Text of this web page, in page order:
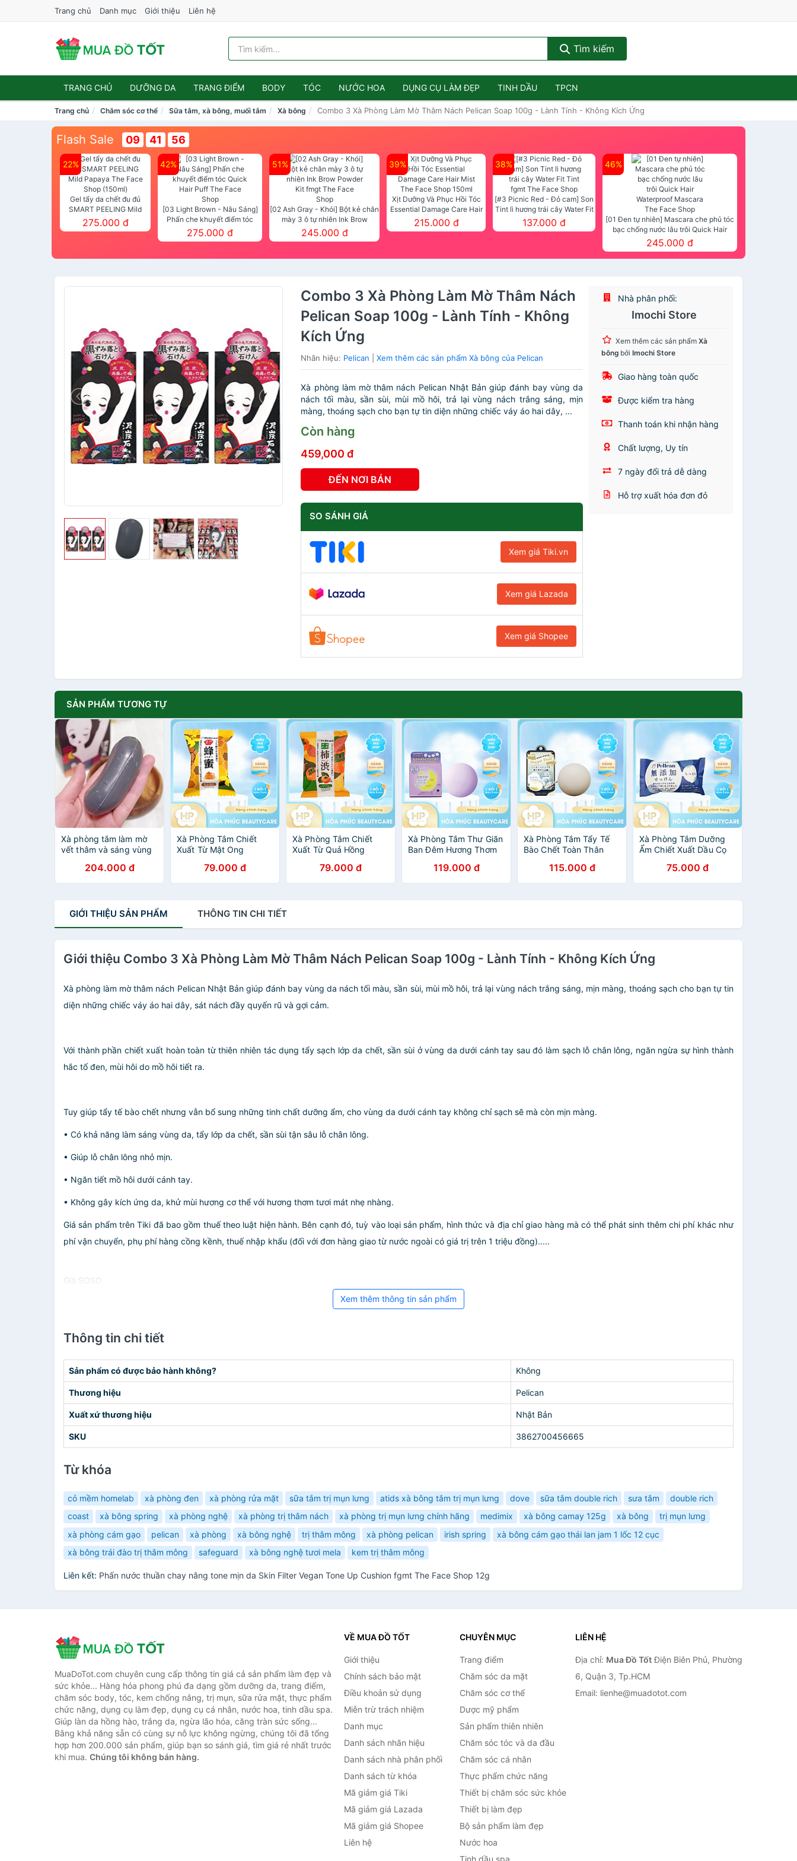
Trang chủ Danh mục Giới thiệu Liên hệ
Tìm kiếm
TRANG CHỦ DƯỠNG DA TRANG ĐIỂM BODY TÓC NƯỚC HOA DỤNG CỤ LÀM ĐẸP TINH DẦU TPCN
Trang chủ Chăm sóc cơ thể Sữa tắm, xà bông, muối tắm Xà bông Combo 3 Xà Phòng Làm Mờ Thâm Nách Pelican Soap 100g - Lành Tính - Không Kích Ứng
Flash Sale 09 41 55
22%
Gel tẩy da chết đu đủ
SMART PEELING Mild
Papaya The Face Shop
(150ml)
275.000 đ
42%
[03 Light Brown - Nâu Sáng]
Phấn che khuyết điểm tóc
Quick Hair Puff The Face Shop
275.000 đ
51%
[02 Ash Gray - Khói] Bột kẻ chân
mày 3 ô tự nhiên Ink Brow
Powder Kit fmgt The Face Shop
245.000 đ
39%
Xịt Dưỡng Và Phục Hồi Tóc
Essential Damage Care Hair
Mist The Face Shop 150ml
215.000 đ
38%
[#3 Picnic Red - Đỏ cam] Son
Tint lì hương trái cây Water Fit
Tint fgmt The Face Shop
137.000 đ
46%
[01 Đen tự nhiên] Mascara che phủ tóc
bạc chống nước lâu trôi Quick Hair
Waterproof Mascara The Face Shop
245.000 đ
Combo 3 Xà Phòng Làm Mờ Thâm Nách
Pelican Soap 100g - Lành Tính - Không
Kích Ứng
Nhãn hiệu: Pelican |Xem thêm các sản phẩm Xà bông của Pelican
Xà phòng làm mờ thâm nách Pelican Nhật Bản giúp đánh bay vùng da
nách tối màu, sần sùi, mùi mồ hôi, trả lại vùng nách trắng sáng, mịn
màng, thoáng sạch cho bạn tự tin diện những chiếc váy áo hai dây, ...
Còn hàng
459,000 đ
ĐẾN NƠI BÁN
SO SÁNH GIÁ
Xem giá Tiki.vn
Xem giá Lazada
Xem giá Shopee
Nhà phân phối:
Imochi Store
Xem thêm các sản phẩmXà
bông bởiImochi Store
Giao hàng toàn quốc
Được kiểm tra hàng
Thanh toán khi nhận hàng
Chất lượng, Uy tín
7 ngày đổi trả dễ dàng
Hỗ trợ xuất hóa đơn đỏ
SẢN PHẨM TƯƠNG TỰ
Xà phòng tắm làm mờ
vết thâm và sáng vùng
Bản 100g204.000 đ
Xà Phòng Tắm Chiết
Xuất Từ Mật Ong
Honey (80 G)
79.000 đ
Xà Phòng Tắm Chiết
Xuất Từ Quả Hồng
Fruit-Derived
Polyphenol (80 G)
79.000 đ
Xà Phòng Tắm Thư Giãn
Ban Đêm Hương Thơm
Lavender Night Aroma
Soap 100 G
119.000 đ
Xà Phòng Tắm Tẩy Tế
Bào Chết Toàn Thân
Pelican Sugar Ball (100
G)
115.000 đ
Xà Phòng Tắm Dưỡng
Ẩm Chiết Xuất Dầu Cọ
Soap (Moist) 100G
75.000 đ
GIỚI THIỆU SẢN PHẨM THÔNG TIN CHI TIẾT
Giới thiệu Combo 3 Xà Phòng Làm Mờ Thâm Nách Pelican Soap 100g - Lành Tính - Không Kích Ứng
Xà phòng làm mờ thâm nách Pelican Nhật Bản giúp đánh bay vùng da nách tối màu, sần sùi, mùi mồ hôi, trả lại vùng nách trắng sáng, mịn màng, thoáng sạch cho bạn tự tin
diện những chiếc váy áo hai dây, sát nách đầy quyến rũ và gợi cảm.
Với thành phần chiết xuất hoàn toàn từ thiên nhiên tác dụng tẩy sạch lớp da chết, sần sùi ở vùng da dưới cánh tay sau đó làm sạch lỗ chân lông, ngăn ngừa sự hình thành
hắc tố đen, mùi hôi do mồ hôi tiết ra.
Tuy giúp tẩy tế bào chết nhưng vẫn bổ sung những tinh chất dưỡng ẩm, cho vùng da dưới cánh tay không chỉ sạch sẽ mà còn mịn màng.
• Có khả năng làm sáng vùng da, tẩy lớp da chết, sần sùi tận sâu lỗ chân lông.
• Giúp lỗ chân lông nhỏ mịn.
• Ngăn tiết mồ hôi dưới cánh tay.
• Không gây kích ứng da, khử mùi hương cơ thể với hương thơm tươi mát nhẹ nhàng.
Giá sản phẩm trên Tiki đã bao gồm thuế theo luật hiện hành. Bên cạnh đó, tuỳ vào loại sản phẩm, hình thức và địa chỉ giao hàng mà có thể phát sinh thêm chi phí khác như
phí vận chuyển, phụ phí hàng cồng kềnh, thuế nhập khẩu (đối với đơn hàng giao từ nước ngoài có giá trị trên 1 triệu đồng).....
Giá SOSO
Xem thêm thông tin sản phẩm
Thông tin chi tiết
Sản phẩm có được bảo hành không? Không
Thương hiệu Pelican
Xuất xứ thương hiệu Nhật Bản
SKU 3862700456665
Từ khóa
cỏ mềm homelab xà phòng đen xà phòng rửa mặt sữa tắm trị mụn lưng atids xà bông tắm trị mụn lưng dove sữa tắm double rich sưa tắm
double rich
coast
xà bông spring xà phòng nghệ xà phòng trị thâm nách xà phòng trị mụn lưng chính hãng medimix xà bông camay 125g xà bông
trị mụn lưng
xà phòng cám gạo
pelican xà phòng xà bông nghệ trị thâm mông xà phòng pelican irish spring
xà bông cám gạo thái lan jam 1 lốc 12 cục
xà bông trái đào trị thâm mông
safeguard xà bông nghệ tươi mela kem trị thâm mông
Liên kết: Phấn nước thuần chay nâng tone mịn da Skin Filter Vegan Tone Up Cushion fgmt The Face Shop 12g
MuaDoTot.com chuyên cung cấp thông tin giá cả sản phẩm làm đẹp và
sức khỏe... Hàng hóa phong phú đa dạng gồm dưỡng da, trang điểm,
chăm sóc body, tóc, kem chống nắng, trị mụn, sữa rửa mặt, thực phẩm
chức năng, dụng cụ làm đẹp, dụng cụ cá nhân, nước hoa, tinh dầu spa.
Giúp làn da hồng hào, trắng da, ngừa lão hóa, căng tràn sức sống...
Bằng khả năng sẵn có cùng sự nỗ lực không ngừng, chúng tôi đã tổng
hợp hơn 200.000 sản phẩm, giúp bạn so sánh giá, tìm giá rẻ nhất trước
khi mua. Chúng tôi không bán hàng.
VỀ MUA ĐỒ TỐT
Giới thiệu
Chính sách bảo mật
Điều khoản sử dụng
Miễn trừ trách nhiệm
Danh mục
Danh sách nhãn hiệu
Danh sách nhà phân phối
Danh sách từ khóa
Mã giảm giá Tiki
Mã giảm giá Lazada
Mã giảm giá Shopee
Liên hệ
CHUYÊN MỤC
Trang điểm
Chăm sóc da mặt
Chăm sóc cơ thể
Dược mỹ phẩm
Sản phẩm thiên nhiên
Chăm sóc tóc và da đầu
Chăm sóc cá nhân
Thực phẩm chức năng
Thiết bị chăm sóc sức khỏe
Thiết bị làm đẹp
Bộ sản phẩm làm đẹp
Nước hoa
Tinh dầu spa
LIÊN HỆ
Địa chỉ: Mua Đồ TốtĐiện Biên Phủ, Phường
6, Quận 3, Tp.HCM
Email: lienhe@muadotot.com